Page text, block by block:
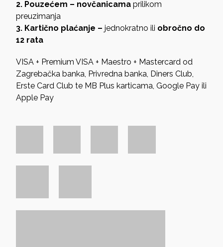
2. Pouzećem – novčanicamaprilikom
preuzimanja
3. Kartično plaćanje –jednokratno ili obročno do
12 rata
VISA + Premium VISA + Maestro + Mastercard od
Zagrebačka banka, Privredna banka, Diners Club,
Erste Card Club te MB Plus karticama, Google Pay ili
Apple Pay